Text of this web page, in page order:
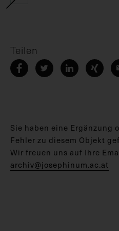
Teilen
Sie haben eine Ergänzung
Fehler zu diesem Objekt
Wir freuen uns auf Ihre
archiv@josephinum.ac.at